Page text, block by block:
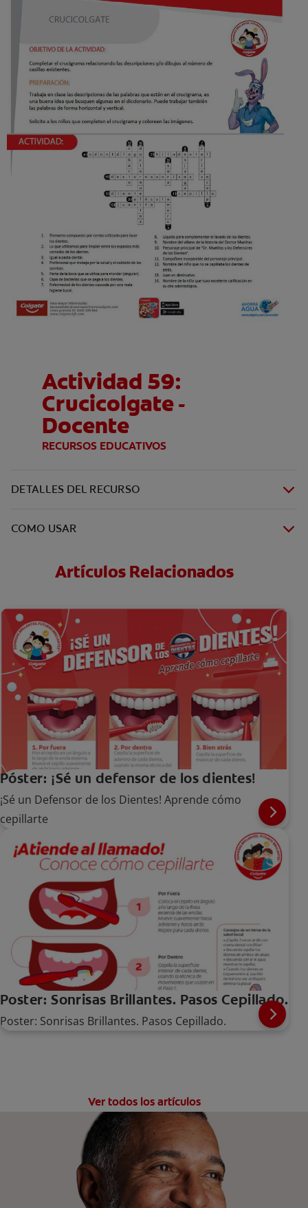
CHEQUEO DE SALUD BUCAL
SELECCIÓN DE PRODUCTOS
PARA PROFESIONALES
CUPONES
Actividad 59:
Crucicolgate -
Docente
RECURSOS EDUCATIVOS
DETALLES DEL RECURSO
COMO USAR
Artículos Relacionados
Póster: ¡Sé un defensor de los dientes!
¡Sé un Defensor de los Dientes! Aprende cómo
cepillarte
Poster: Sonrisas Brillantes. Pasos Cepillado.
Poster: Sonrisas Brillantes. Pasos Cepillado.
Ver todos los artículos